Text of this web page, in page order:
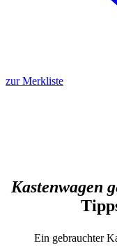
zur Merkliste
Kastenwagen
Ein gebrauchter